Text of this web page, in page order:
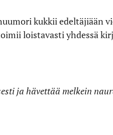
kukkii edeltäjiään
loistavasti yhdessä
ja hävettää melkein